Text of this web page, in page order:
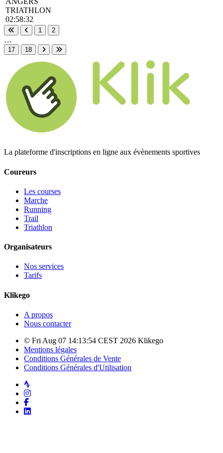
TRIATHLON
02:58:32
Première page
Page précédente
1 2
…
17
18
Page suivante
Dernière page
La plateforme d'inscriptions en ligne aux évènements sportives
Coureurs
Les courses
Marche
Running
Trail
Triathlon
Organisateurs
Nos services
Tarifs
Klikego
A propos
Nous contacter
© Fri Aug 07 14:13:54 CEST 2026 Klikego
Mentions légales
Conditions Générales de Vente
Conditions Générales d'Utilisation
Strava
Instagram
Facebook
LinkedIn